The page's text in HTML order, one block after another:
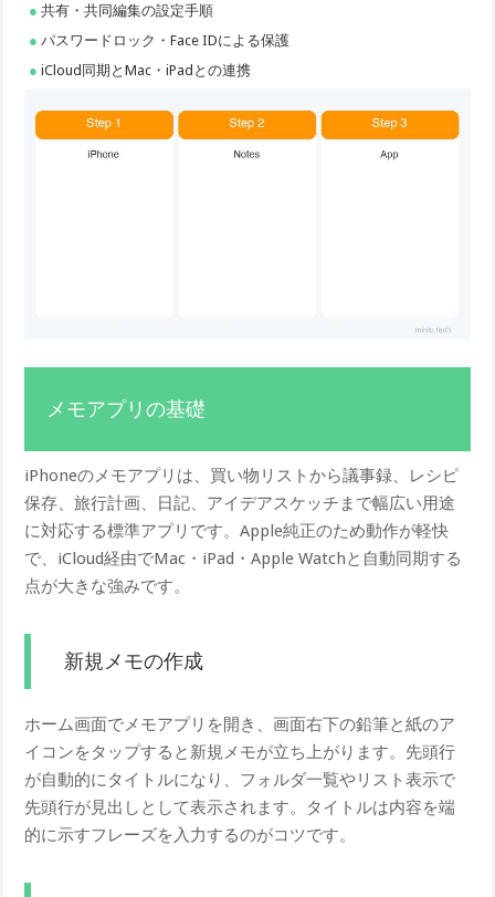
共有・共同編集の設定手順
パスワードロック・Face IDによる保護
iCloud同期とMac・iPadとの連携
メモアプリの基礎
iPhoneのメモアプリは、買い物リストから議事録、レシピ
保存、旅行計画、日記、アイデアスケッチまで幅広い用途
に対応する標準アプリです。Apple純正のため動作が軽快
で、iCloud経由でMac・iPad・Apple Watchと自動同期する
点が大きな強みです。
新規メモの作成
ホーム画面でメモアプリを開き、画面右下の鉛筆と紙のア
イコンをタップすると新規メモが立ち上がります。先頭行
が自動的にタイトルになり、フォルダ一覧やリスト表示で
先頭行が見出しとして表示されます。タイトルは内容を端
的に示すフレーズを入力するのがコツです。